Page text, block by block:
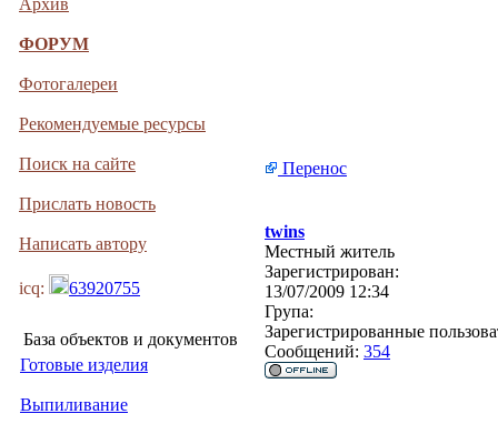
Архив
ФОРУМ
Фотогалереи
Рекомендуемые ресурсы
Поиск на сайте
Прислать новость
Написать автору
icq: 63920755
База объектов и документов
Готовые изделия
Выпиливание
Перенос
twins
Местный житель
Зарегистрирован:
13/07/2009 12:34
Група:
Зарегистрированные
Сообщений: 354